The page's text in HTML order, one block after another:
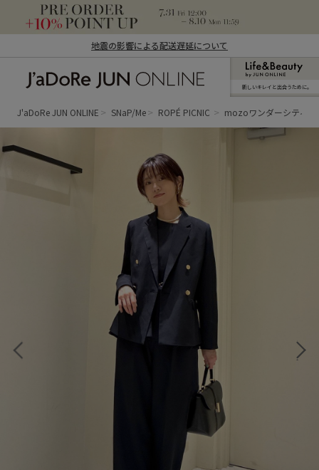
地震の影響による配送遅延について
ン オンライン）
新しいキレイと出合うために。
J'aDoRe JUN ONLINE SNaP/Me ROPÉ PICNIC mozoワンダーシティ